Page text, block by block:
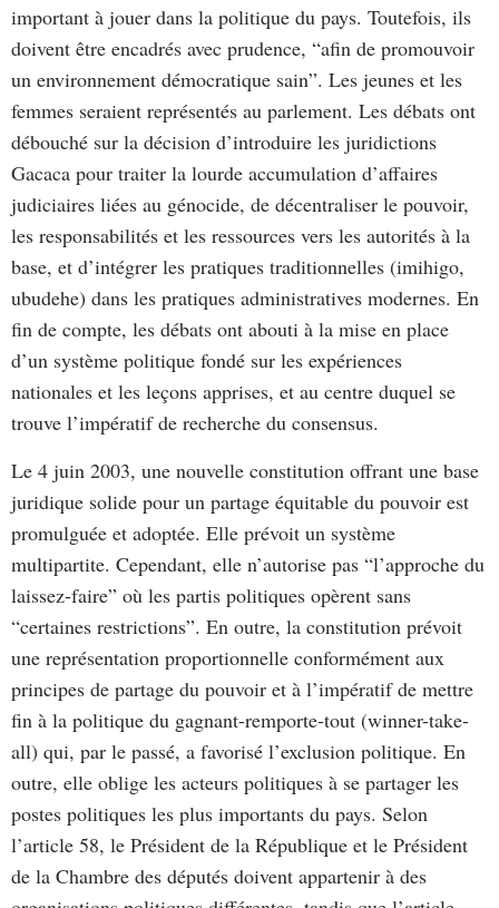
important à jouer dans la politique du pays. Toutefois, ils
doivent être encadrés avec prudence, “afin de promouvoir
un environnement démocratique sain”. Les jeunes et les
femmes seraient représentés au parlement. Les débats ont
débouché sur la décision d’introduire les juridictions
Gacaca pour traiter la lourde accumulation d’affaires
judiciaires liées au génocide, de décentraliser le pouvoir,
les responsabilités et les ressources vers les autorités à la
base, et d’intégrer les pratiques traditionnelles (imihigo,
ubudehe) dans les pratiques administratives modernes. En
fin de compte, les débats ont abouti à la mise en place
d’un système politique fondé sur les expériences
nationales et les leçons apprises, et au centre duquel se
trouve l’impératif de recherche du consensus.
Le 4 juin 2003, une nouvelle constitution offrant une base
juridique solide pour un partage équitable du pouvoir est
promulguée et adoptée. Elle prévoit un système
multipartite. Cependant, elle n’autorise pas “l’approche du
laissez-faire” où les partis politiques opèrent sans
“certaines restrictions”. En outre, la constitution prévoit
une représentation proportionnelle conformément aux
principes de partage du pouvoir et à l’impératif de mettre
fin à la politique du gagnant-remporte-tout (winner-take-
all) qui, par le passé, a favorisé l’exclusion politique. En
outre, elle oblige les acteurs politiques à se partager les
postes politiques les plus importants du pays. Selon
l’article 58, le Président de la République et le Président
de la Chambre des députés doivent appartenir à des